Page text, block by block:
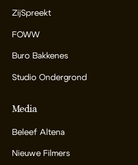
ZijSpreekt
FOWW
Buro Bakkenes
Studio Ondergrond
Media
Beleef Altena
Nieuwe Filmers